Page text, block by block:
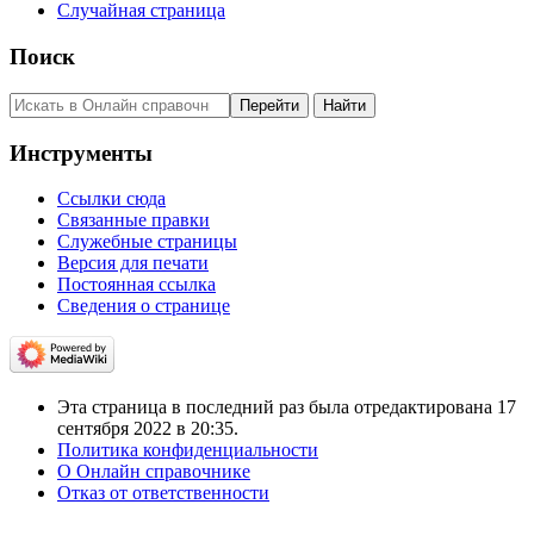
Случайная страница
Поиск
Инструменты
Ссылки сюда
Связанные правки
Служебные страницы
Версия для печати
Постоянная ссылка
Сведения о странице
Эта страница в последний раз была отредактирована 17
сентября 2022 в 20:35.
Политика конфиденциальности
О Онлайн справочнике
Отказ от ответственности